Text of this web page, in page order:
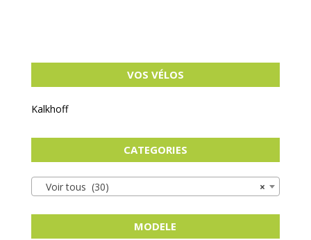
VOS VÉLOS
Kalkhoff
CATEGORIES
×
Voir tous (30)
MODELE